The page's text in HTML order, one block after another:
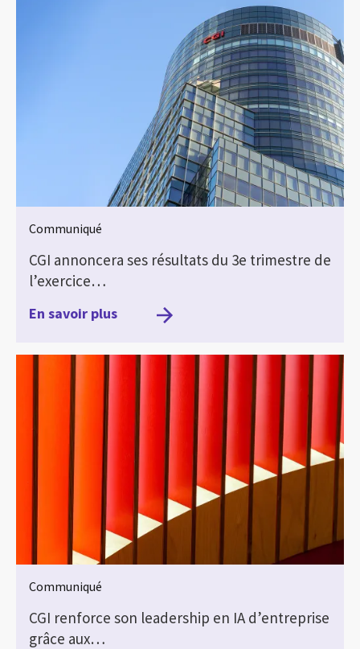
Communiqué
CGI annoncera ses résultats du 3e trimestre de
l’exercice…
En savoir plus
Communiqué
CGI renforce son leadership en IA d’entreprise
grâce aux…